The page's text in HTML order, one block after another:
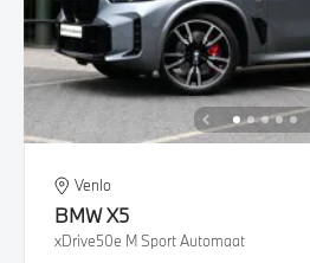
Venlo
BMWX5
xDrive50e M Sport Automaat